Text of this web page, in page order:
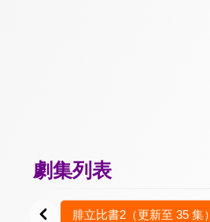
劇集列表
腓立比書2 （更新至 35 集）